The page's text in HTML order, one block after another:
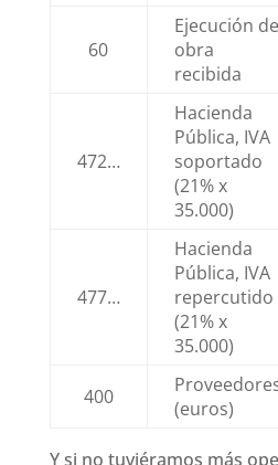
60
Ejecución de
obra
recibida
472…
Hacienda
Pública, IVA
soportado
(21% x
35.000)
477…
Hacienda
Pública, IVA
repercutido
(21% x
35.000)
400
(euros)
Y si no tuviéramos más